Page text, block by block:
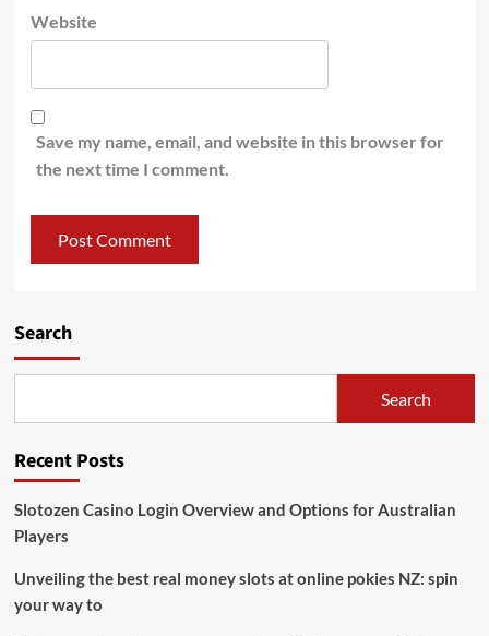
Website
Save my name, email, and website in this browser for
the next time I comment.
Search
Search
Recent Posts
Slotozen Casino Login Overview and Options for Australian
Players
Unveiling the best real money slots at online pokies NZ: spin
your way to